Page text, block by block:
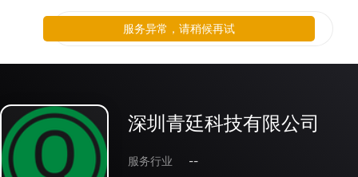
深圳青廷科技有限公司
服务行业
--
服务异常，请稍候再试